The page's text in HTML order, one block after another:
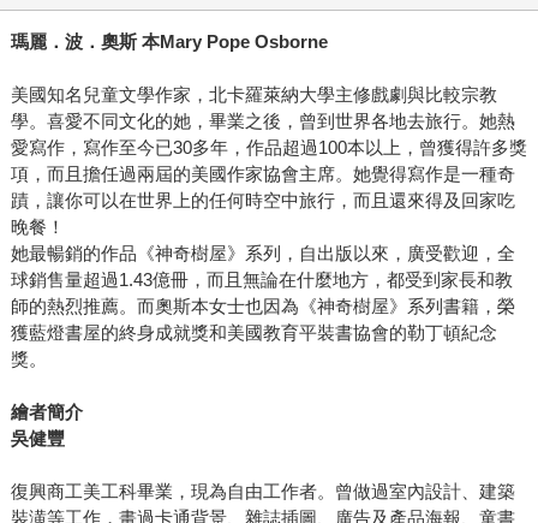
瑪麗．波．奧斯 本Mary Pope Osborne
美國知名兒童文學作家，北卡羅萊納大學主修戲劇與比較宗教
學。喜愛不同文化的她，畢業之後，曾到世界各地去旅行。她熱
愛寫作，寫作至今已30多年，作品超過100本以上，曾獲得許多獎
項，而且擔任過兩屆的美國作家協會主席。她覺得寫作是一種奇
蹟，讓你可以在世界上的任何時空中旅行，而且還來得及回家吃
晚餐！
她最暢銷的作品《神奇樹屋》系列，自出版以來，廣受歡迎，全
球銷售量超過1.43億冊，而且無論在什麼地方，都受到家長和教
師的熱烈推薦。而奧斯本女士也因為《神奇樹屋》系列書籍，榮
獲藍燈書屋的終身成就獎和美國教育平裝書協會的勒丁頓紀念
獎。
繪者簡介
吳健豐
復興商工美工科畢業，現為自由工作者。曾做過室內設計、建築
裝潢等工作，畫過卡通背景、雜誌插圖、廣告及產品海報、童書